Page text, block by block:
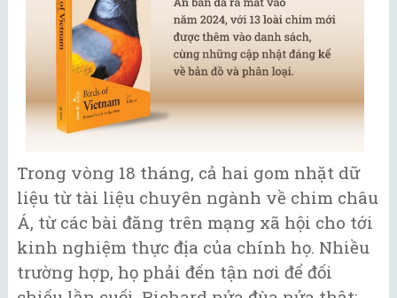
Trong vòng 18 tháng, cả hai gom nhặt dữ
liệu từ tài liệu chuyên ngành về chim châu
Á, từ các bài đăng trên mạng xã hội cho tới
kinh nghiệm thực địa của chính họ. Nhiều
trường hợp, họ phải đến tận nơi để đối